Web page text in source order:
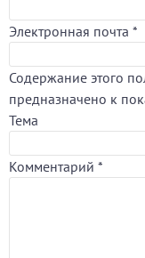
Электронная почта *
Содержание этого
предназначено к
Тема
Комментарий *